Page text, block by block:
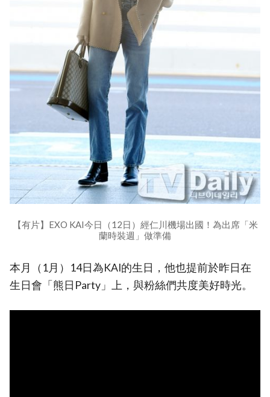
【有片】EXO KAI今日（12日）經仁川機場出國！為出席「米
蘭時裝週」做準備
本月（1月）14日為KAI的生日，他也提前於昨日在
生日會「熊日Party」上，與粉絲們共度美好時光。